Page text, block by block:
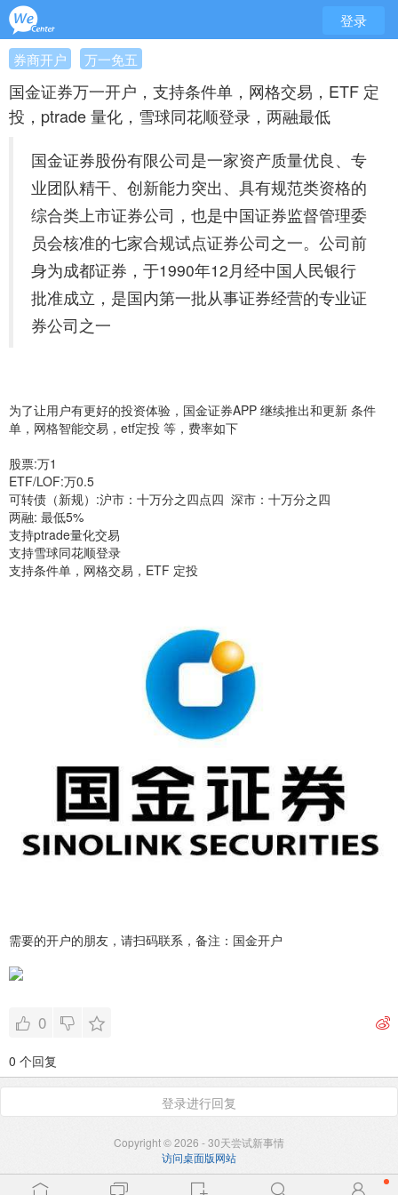
登录
券商开户 万一免五
国金证券万一开户，支持条件单，网格交易，ETF 定
投，ptrade 量化，雪球同花顺登录，两融最低
国金证券股份有限公司是一家资产质量优良、专
业团队精干、创新能力突出、具有规范类资格的
综合类上市证券公司，也是中国证券监督管理委
员会核准的七家合规试点证券公司之一。公司前
身为成都证券，于1990年12月经中国人民银行
批准成立，是国内第一批从事证券经营的专业证
券公司之一
为了让用户有更好的投资体验，国金证券APP 继续推出和更新 条件
单，网格智能交易，etf定投 等，费率如下
股票:万1
ETF/LOF:万0.5
可转债（新规）:沪市：十万分之四点四 深市：十万分之四
两融: 最低5%
支持ptrade量化交易
支持雪球同花顺登录
支持条件单，网格交易，ETF 定投
需要的开户的朋友，请扫码联系，备注：国金开户
0
0 个回复
登录进行回复
Copyright © 2026 - 30天尝试新事情
访问桌面版网站